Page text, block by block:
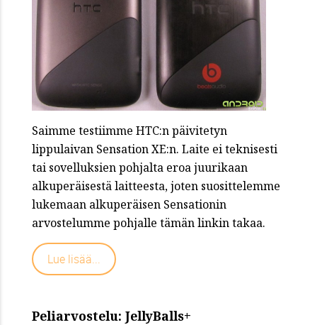
Saimme testiimme HTC:n päivitetyn
lippulaivan Sensation XE:n. Laite ei teknisesti
tai sovelluksien pohjalta eroa juurikaan
alkuperäisestä laitteesta, joten suosittelemme
lukemaan alkuperäisen Sensationin
arvostelumme pohjalle tämän linkin takaa.
Lue lisää...
Peliarvostelu: JellyBalls+